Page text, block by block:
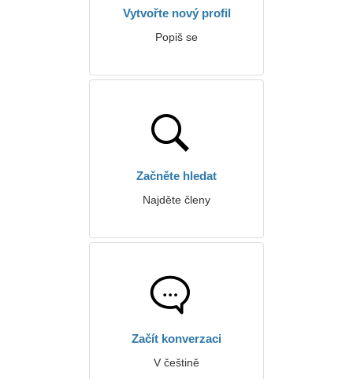
Vytvořte nový profil
Popiš se
Začněte hledat
Najděte členy
Začít konverzaci
V češtině